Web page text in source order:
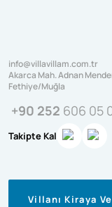
info@villavillam.com.tr
Akarca Mah. Adnan
Fethiye/Muğla
+90 252 606 05
Takipte Kal
Villanı Kiraya